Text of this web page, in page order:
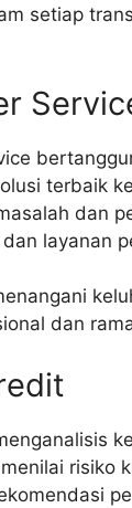
setiap
terbaik
dan
layanan
dan
risiko